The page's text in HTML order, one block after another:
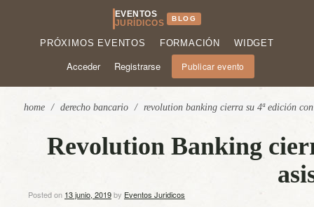
EVENTOS
JURÍDICOS
BLOG
PRÓXIMOS EVENTOS FORMACIÓN WIDGET
Acceder Registrarse Publicar evento
home / derecho bancario / revolution banking cierra su 4ª edición
Revolution Banking
Posted on 13 junio, 2019by Eventos Juridicos